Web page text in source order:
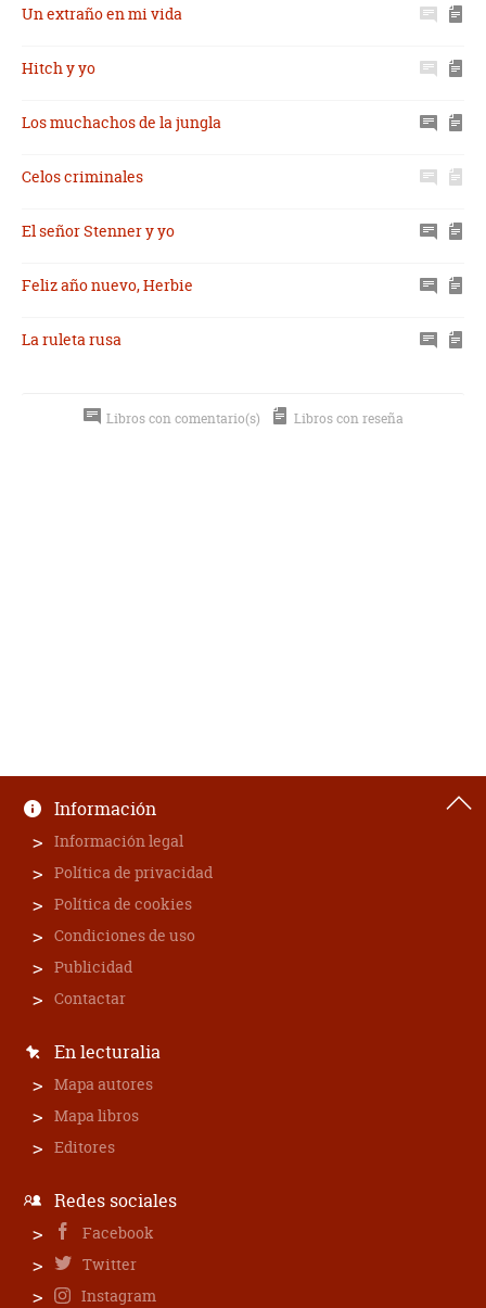
Un extraño en mi vida
Hitch y yo
Los muchachos de la jungla
Celos criminales
El señor Stenner y yo
Feliz año nuevo, Herbie
La ruleta rusa
Libros con comentario(s) Libros con reseña
Información
Información legal
Política de privacidad
Política de cookies
Condiciones de uso
Publicidad
Contactar
En lecturalia
Mapa autores
Mapa libros
Editores
Redes sociales
Facebook
Twitter
Instagram